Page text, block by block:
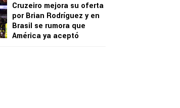
Cruzeiro mejora su oferta
por Brian Rodríguez y en
Brasil se rumora que
América ya aceptó